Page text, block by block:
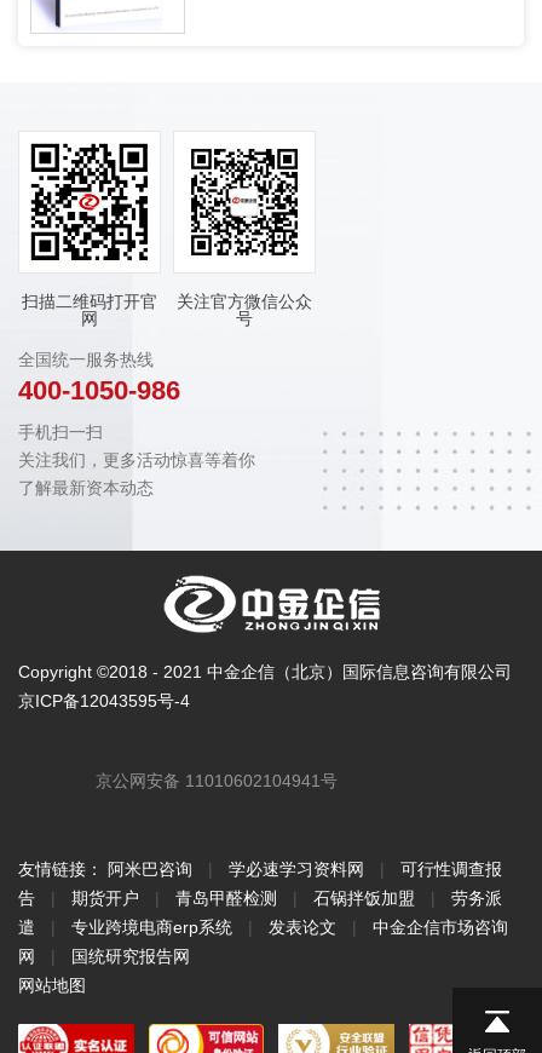
扫描二维码打开官
网
关注官方微信公众
号
全国统一服务热线
400-1050-986
手机扫一扫
关注我们，更多活动惊喜等着你
了解最新资本动态
Copyright ©2018 - 2021 中金企信（北京）国际信息咨询有限公司
京ICP备12043595号-4
京公网安备 11010602104941号
友情链接： 阿米巴咨询 | 学必速学习资料网 |
可行性调查报
告
| 期货开户 | 青岛甲醛检测 | 石锅拌饭加盟 |
劳务派
遣
| 专业跨境电商erp系统 | 发表论文 |
中金企信市场咨询
网
|
国统研究报告网
网站地图